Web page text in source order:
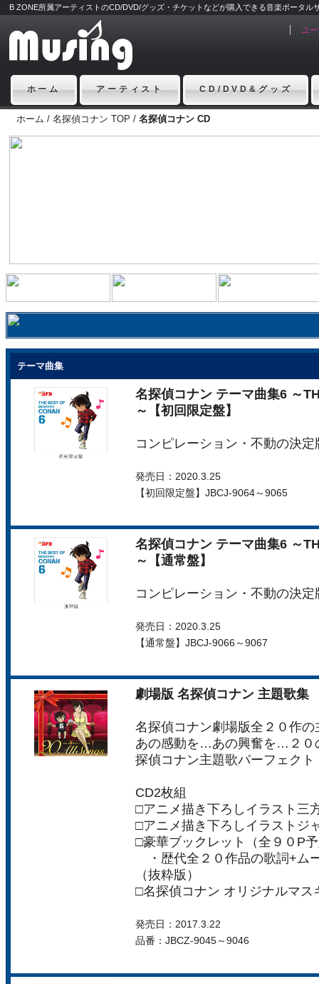
B ZONE所属アーティストのCD/DVD/グッズ・チケットなどが購入できる音楽ポータル
ユ
ホーム アーティスト CD/DVD&グッズ
ホーム / 名探偵コナン TOP / 名探偵コナン CD
テーマ曲集
名探偵コナン テーマ曲集6 ～
～【初回限定盤】
コンピレーション・不動の決
発売日：2020.3.25
【初回限定盤】JBCJ-9064～9065
名探偵コナン テーマ曲集6 ～
～【通常盤】
コンピレーション・不動の決
発売日：2020.3.25
【通常盤】JBCJ-9066～9067
劇場版 名探偵コナン 主題歌
名探偵コナン劇場版全２０作
あの感動を…あの興奮を…２
探偵コナン主題歌パーフェク
CD2枚組
□アニメ描き下ろしイラスト三
□アニメ描き下ろしイラストジ
□豪華ブックレット（全９０P
・歴代全２０作品の歌詞+ム
（抜粋版）
□名探偵コナン オリジナルマス
発売日：2017.3.22
品番：JBCZ-9045～9046